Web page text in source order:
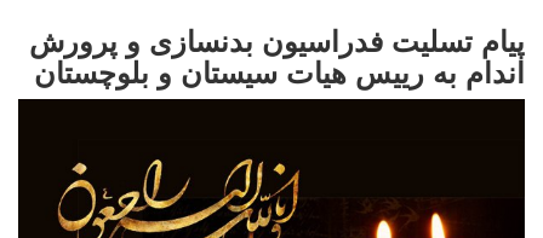
پیام تسلیت فدراسیون بدنسازی و پرورش
اندام به رییس هیات سیستان و بلوچستان